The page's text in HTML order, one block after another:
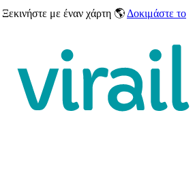
Ξεκινήστε με έναν χάρτη 🌎 Δοκιμάστε το